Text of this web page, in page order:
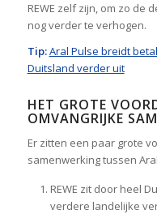
REWE zelf zijn, om zo de
nog verder te verhogen.
Tip:Aral Pulse breidt
Duitsland verder uit
HET GROTE
OMVANGRIJKE
Er zitten een paar grote
samenwerking tussen
REWE zit door heel
verdere landelijke